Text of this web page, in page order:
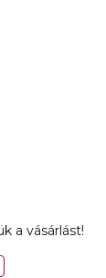
a vásárlást!